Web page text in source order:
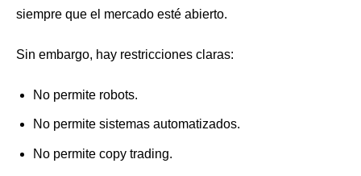
siempre que el mercado esté abierto.
Sin embargo, hay restricciones claras:
No permite robots.
No permite sistemas automatizados.
No permite copy trading.